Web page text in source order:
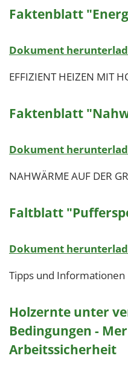
Faktenblatt
Dokument
EFFIZIENT HEIZEN MIT
Faktenblatt
Dokument
NAHWÄRME AUF DER
Faltblatt
Dokument
Tipps und Informationen
Holzernte unter
Bedingungen -
Arbeitssicherheit